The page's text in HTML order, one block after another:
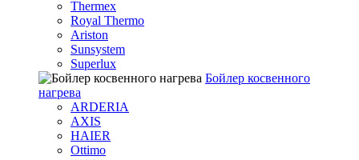
Thermex
Royal Thermo
Ariston
Sunsystem
Superlux
Бойлер косвенного
нагрева
ARDERIA
AXIS
HAIER
Ottimo